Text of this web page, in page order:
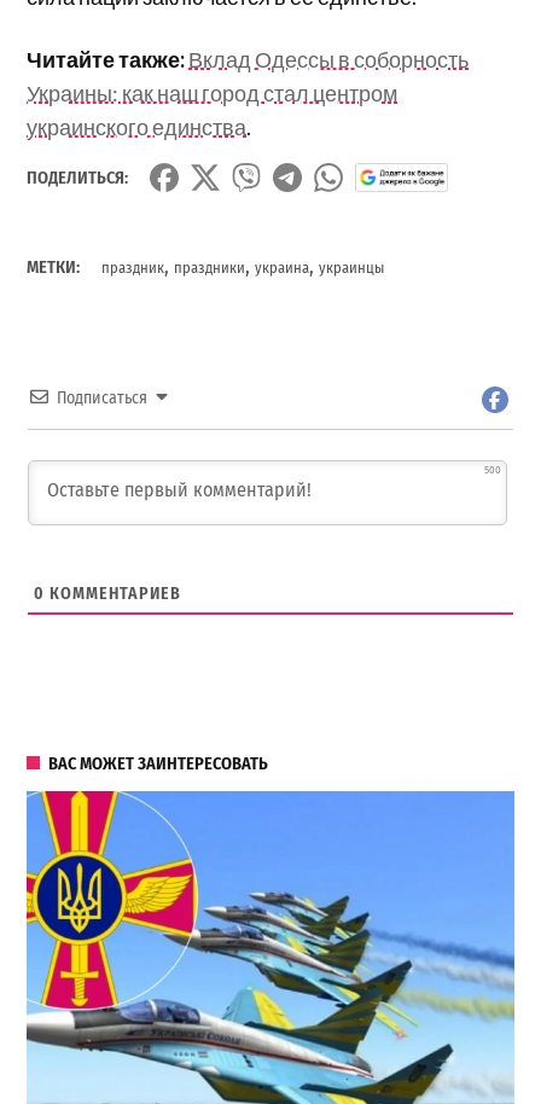
Читайте также:Вклад Одессы в соборность
Украины: как наш город стал центром
украинского единства.
ПОДЕЛИТЬСЯ:
МЕТКИ: праздник, праздники,украина,украинцы
Подписаться
500
0 КОММЕНТАРИЕВ
ВАС МОЖЕТ ЗАИНТЕРЕСОВАТЬ